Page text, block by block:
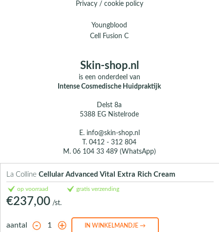
La Colline Cellular Advanced Vital Extra Rich Cream
op voorraad gratis verzending
€237,00 /st.
aantal
Privacy / cookie policy
Youngblood
Cell Fusion C
Skin-shop.nl
is een onderdeel van
Intense Cosmedische Huidpraktijk
Delst 8a
5388 EG Nistelrode
E. info@skin-shop.nl
T.0412 - 312 804
M. 06 104 33 489 (WhatsApp)
Over ons